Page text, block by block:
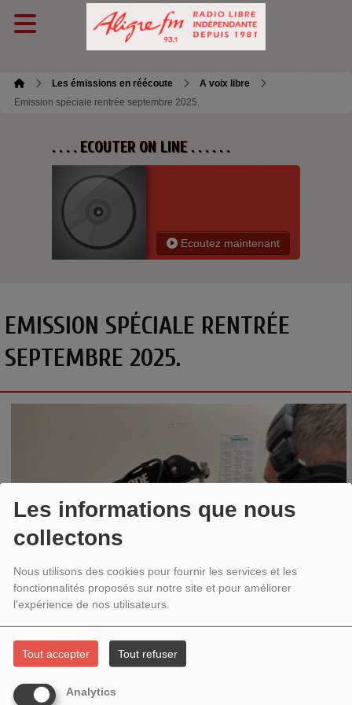
Les informations que nous
collectons
Nous utilisons des cookies pour fournir les services et les
fonctionnalités proposés sur notre site et pour améliorer
l'expérience de nos utilisateurs.
Tout accepter Tout refuser
Analytics
Les émissions en réécoute
A voix libre
Emission spéciale rentrée septembre 2025.
. . . . ECOUTER ON LINE . . . . . .
Ecoutez maintenant
EMISSION SPÉCIALE RENTRÉE
SEPTEMBRE 2025.
Ecoutez ici l'interview par Eric Dotter ( animateur de Radioscenic) de
Ettayeb, directrice d'Aligre FM pour présenter la 44ème rentrée de notre radio